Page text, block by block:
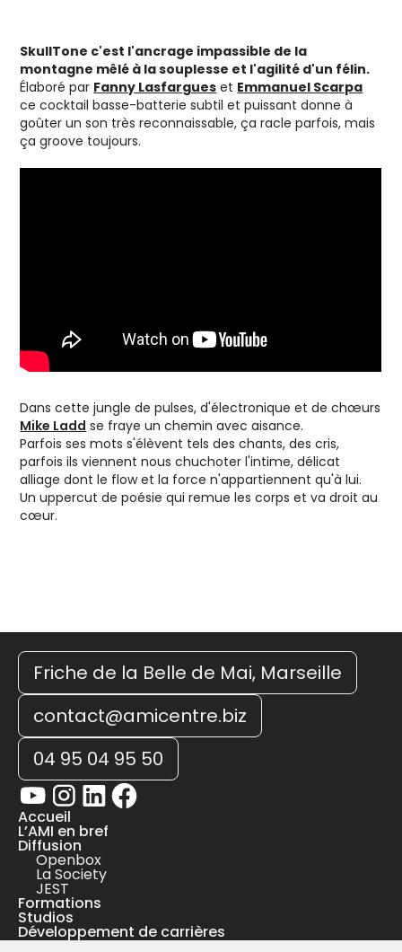
SkullTone c'est l'ancrage impassible de la
montagne mêlé à la souplesse et l'agilité d'un félin.
Élaboré par Fanny Lasfargues et Emmanuel Scarpa
ce cocktail basse-batterie subtil et puissant donne à
goûter un son très reconnaissable, ça racle parfois, mais
ça groove toujours.
Dans cette jungle de pulses, d'électronique et de chœurs
Mike Ladd se fraye un chemin avec aisance.
Parfois ses mots s'élèvent tels des chants, des cris,
parfois ils viennent nous chuchoter l'intime, délicat
alliage dont le flow et la force n'appartiennent qu'à lui.
Un uppercut de poésie qui remue les corps et va droit au
cœur.
Friche de la Belle de Mai, Marseille
contact@amicentre.biz
04 95 04 95 50
Accueil
L’AMI en bref
Diffusion
Openbox
La Society
JEST
Formations
Studios
Développement de carrières
Ateliers